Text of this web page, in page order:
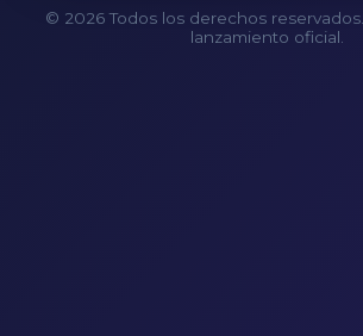
© 2026 Todos los derechos
lanzamiento oficial.